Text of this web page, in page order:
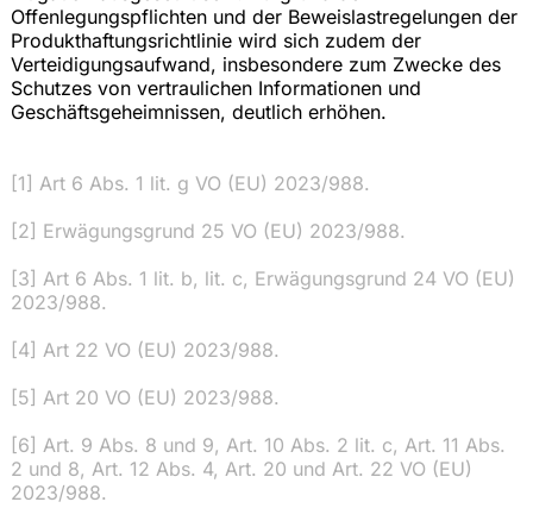
Offenlegungspflichten und der Beweislastregelungen der
Produkthaftungsrichtlinie wird sich zudem der
Verteidigungsaufwand, insbesondere zum Zwecke des
Schutzes von vertraulichen Informationen und
Geschäftsgeheimnissen, deutlich erhöhen.
[1] Art 6 Abs. 1 lit. g VO (EU) 2023/988.
[2] Erwägungsgrund 25 VO (EU) 2023/988.
[3] Art 6 Abs. 1 lit. b, lit. c, Erwägungsgrund 24 VO (EU)
2023/988.
[4] Art 22 VO (EU) 2023/988.
[5] Art 20 VO (EU) 2023/988.
[6] Art. 9 Abs. 8 und 9, Art. 10 Abs. 2 lit. c, Art. 11 Abs.
2 und 8, Art. 12 Abs. 4, Art. 20 und Art. 22 VO (EU)
2023/988.